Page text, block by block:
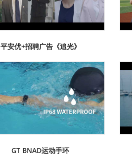
平安优+招聘广告《追光》
GT BNAD运动手环